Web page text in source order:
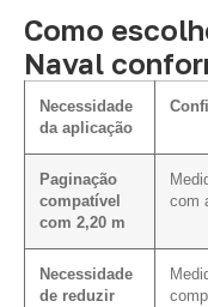
Como
Naval
Necessidade
da aplicação
Paginação
compatível
com 2,20 m
com
Necessidade
de reduzir